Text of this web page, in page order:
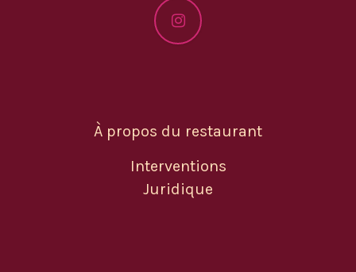
À propos du restaurant
Interventions
Juridique